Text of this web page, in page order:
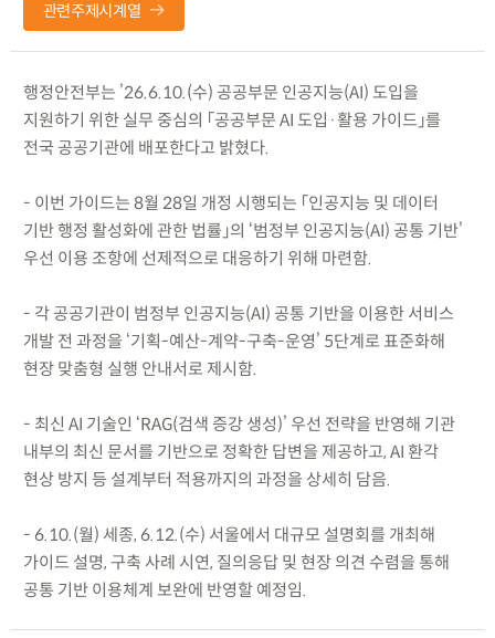
관련주제시계열
행정안전부는 ’26.6.10.(수) 공공부문 인공지능(AI) 도입을
지원하기 위한 실무 중심의 「공공부문 AI 도입·활용 가이드」를
전국 공공기관에 배포한다고 밝혔다.
- 이번 가이드는 8월 28일 개정 시행되는 「인공지능 및 데이터
기반 행정 활성화에 관한 법률」의 ‘범정부 인공지능(AI) 공통 기반’
우선 이용 조항에 선제적으로 대응하기 위해 마련함.
- 각 공공기관이 범정부 인공지능(AI) 공통 기반을 이용한 서비스
개발 전 과정을 ‘기획-예산-계약-구축-운영’ 5단계로 표준화해
현장 맞춤형 실행 안내서로 제시함.
- 최신 AI 기술인 ‘RAG(검색 증강 생성)’ 우선 전략을 반영해 기관
내부의 최신 문서를 기반으로 정확한 답변을 제공하고, AI 환각
현상 방지 등 설계부터 적용까지의 과정을 상세히 담음.
- 6.10.(월) 세종, 6.12.(수) 서울에서 대규모 설명회를 개최해
가이드 설명, 구축 사례 시연, 질의응답 및 현장 의견 수렴을 통해
공통 기반 이용체계 보완에 반영할 예정임.